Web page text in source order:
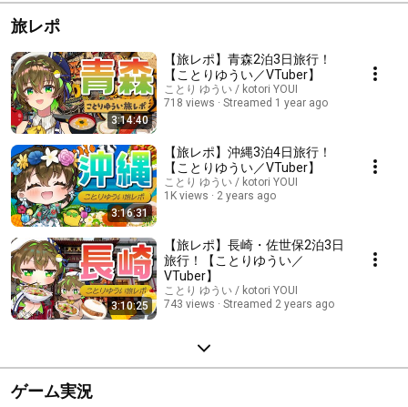
旅レポ
3:14:40
【旅レポ】青森2泊3日旅行！
【ことりゆうい／VTuber】
ことり ゆうい / kotori YOUI
718 views
Streamed 1 year ago
3:16:31
【旅レポ】沖縄3泊4日旅行！
【ことりゆうい／VTuber】
ことり ゆうい / kotori YOUI
1K views
2 years ago
3:10:25
【旅レポ】長崎・佐世保2泊3日
旅行！【ことりゆうい／
VTuber】
ことり ゆうい / kotori YOUI
743 views
Streamed 2 years ago
ゲーム実況